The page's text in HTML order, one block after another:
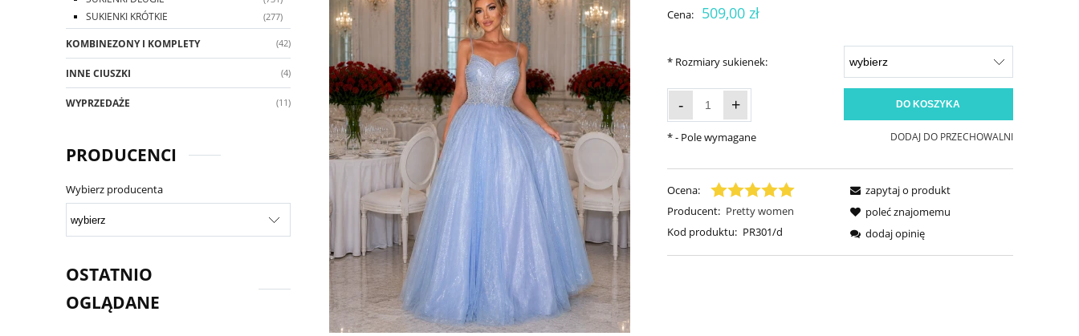
SUKIENKI KRÓTKIE (277)
KOMBINEZONY I KOMPLETY (42)
INNE CIUSZKI (4)
WYPRZEDAŻE (11)
PRODUCENCI
Wybierz producenta
OSTATNIO
OGLĄDANE
Cena: 509,00 zł
* Rozmiary sukienek:
- + DO KOSZYKA
DODAJ DO PRZECHOWALNI
*- Pole wymagane
Ocena:
Producent: Pretty women
Kod produktu: PR301/d
zapytaj o produkt
poleć znajomemu
dodaj opinię